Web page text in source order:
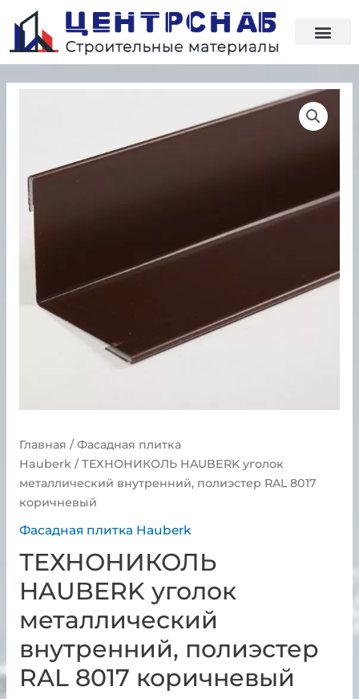
Главная / Фасадная плитка
Hauberk/ ТЕХНОНИКОЛЬ HAUBERK уголок
металлический внутренний, полиэстер RAL 8017
коричневый
Фасадная плитка Hauberk
ТЕХНОНИКОЛЬ
HAUBERK уголок
металлический
внутренний, полиэстер
RAL 8017 коричневый